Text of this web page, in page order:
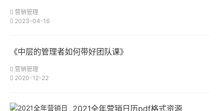
营销管理
2023-04-16
《中层的管理者如何带好团队课》
营销管理
2020-12-22
2021全年营销日历pdf格式资源